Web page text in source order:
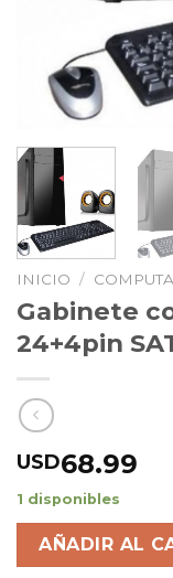
INICIO /
Gabinete
24+4pin
USD68.99
1 disponibles
AÑADIR AL